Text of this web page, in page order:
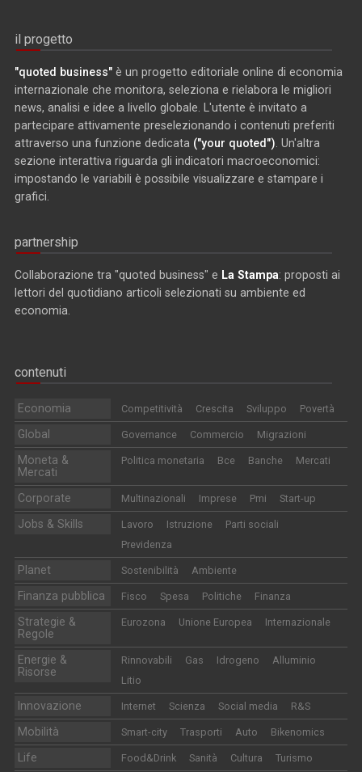
il progetto
"quoted business" è un progetto editoriale online di economia
internazionale che monitora, seleziona e rielabora le migliori
news, analisi e idee a livello globale. L'utente è invitato a
partecipare attivamente preselezionando i contenuti preferiti
attraverso una funzione dedicata ("your quoted") . Un'altra
sezione interattiva riguarda gli indicatori macroeconomici:
impostando le variabili è possibile visualizzare e stampare i
grafici.
partnership
Collaborazione tra "quoted business" e La Stampa: proposti ai
lettori del quotidiano articoli selezionati su ambiente ed
economia.
contenuti
Economia Competitività Crescita Sviluppo Povertà
Global Governance Commercio Migrazioni
Moneta &
Mercati
Politica monetaria Bce Banche Mercati
Corporate Multinazionali Imprese Pmi Start-up
Jobs & Skills Lavoro Istruzione
Parti sociali
Previdenza
Planet Sostenibilità Ambiente
Finanza pubblica Fisco Spesa Politiche Finanza
Strategie &
Regole
Eurozona Unione Europea Internazionale
Energie &
Risorse
Rinnovabili Gas Idrogeno
Alluminio
Litio
Innovazione Internet Scienza Social media R&S
Mobilità Smart-city Trasporti Auto Bikenomics
Life Food&Drink Sanità Cultura Turismo